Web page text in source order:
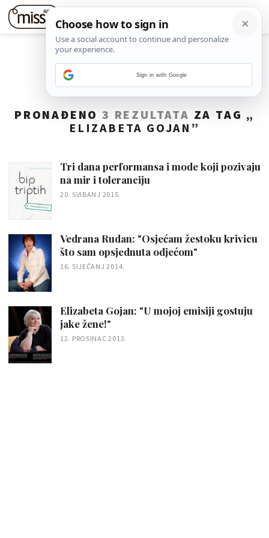
PRONAĐENO 3 REZULTATA ZA TAG „
ELIZABETA GOJAN ”
Tri dana performansa i mode koji pozivaju
na mir i toleranciju
20. SVIBANJ 2015.
Vedrana Rudan: "Osjećam žestoku krivicu
što sam opsjednuta odjećom"
16. SIJEČANJ 2014.
Elizabeta Gojan: "U mojoj emisiji gostuju
jake žene!"
12. PROSINAC 2013.
Sign in with Google